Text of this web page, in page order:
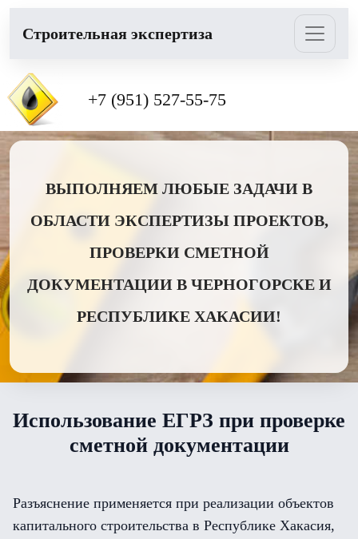
Cтроительная экспертиза
+7 (951) 527-55-75
ВЫПОЛНЯЕМ ЛЮБЫЕ ЗАДАЧИ В
ОБЛАСТИ ЭКСПЕРТИЗЫ ПРОЕКТОВ,
ПРОВЕРКИ СМЕТНОЙ
ДОКУМЕНТАЦИИ В ЧЕРНОГОРСКЕ И
РЕСПУБЛИКЕ ХАКАСИИ!
Использование ЕГРЗ при проверке
сметной документации
Разъяснение применяется при реализации объектов
капитального строительства в Республике Хакасия,